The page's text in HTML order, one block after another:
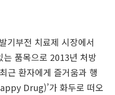
기부전 치료제 시장에서
품목으로 2013년 처방
근 환자에게 즐거움과 행
Drug)’가 화두로 떠오